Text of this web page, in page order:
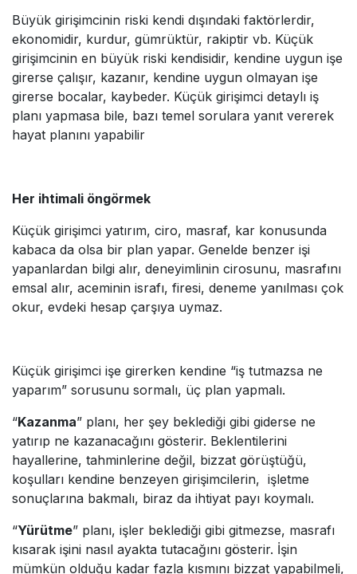
Büyük girişimcinin riski kendi dışındaki faktörlerdir,
ekonomidir, kurdur, gümrüktür, rakiptir vb. Küçük
girişimcinin en büyük riski kendisidir, kendine uygun işe
girerse çalışır, kazanır, kendine uygun olmayan işe
girerse bocalar, kaybeder. Küçük girişimci detaylı iş
planı yapmasa bile, bazı temel sorulara yanıt vererek
hayat planını yapabilir
Her ihtimali öngörmek
Küçük girişimci yatırım, ciro, masraf, kar konusunda
kabaca da olsa bir plan yapar. Genelde benzer işi
yapanlardan bilgi alır, deneyimlinin cirosunu, masrafını
emsal alır, aceminin israfı, firesi, deneme yanılması çok
okur, evdeki hesap çarşıya uymaz.
Küçük girişimci işe girerken kendine “iş tutmazsa ne
yaparım” sorusunu sormalı, üç plan yapmalı.
“Kazanma” planı, her şey beklediği gibi giderse ne
yatırıp ne kazanacağını gösterir. Beklentilerini
hayallerine, tahminlerine değil, bizzat görüştüğü,
koşulları kendine benzeyen girişimcilerin, işletme
sonuçlarına bakmalı, biraz da ihtiyat payı koymalı.
“Yürütme” planı, işler beklediği gibi gitmezse, masrafı
kısarak işini nasıl ayakta tutacağını gösterir. İşin
mümkün olduğu kadar fazla kısmını bizzat yapabilmeli,